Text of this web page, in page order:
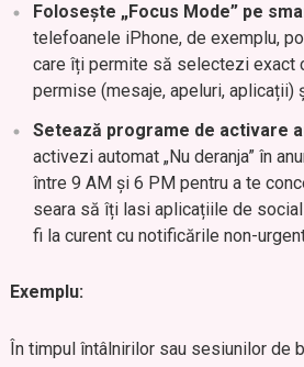
Folosește „Focus Mode” pe
telefoanele iPhone, de exemplu,
care îți permite să selectezi exact
permise (mesaje, apeluri, aplicații)
Setează programe de activare
activezi automat „Nu deranja” în
între 9 AM și 6 PM pentru a te
seara să îți lasi aplicațiile de
fi la curent cu notificările non-
Exemplu:
În timpul întâlnirilor sau sesiunilor de